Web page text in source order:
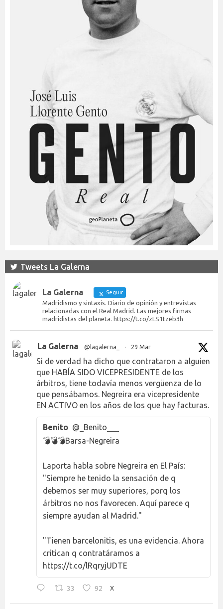
Tweets La Galerna
La Galerna Seguir
Madridismo y sintaxis. Diario de opinión y entrevistas
relacionadas con el Real Madrid. Las mejores firmas
madridistas del planeta. https://t.co/zLS1tzeb3h
La Galerna @lagalerna_ · 29 Mar
Si de verdad ha dicho que contrataron a alguien
que HABÍA SIDO VICEPRESIDENTE de los
árbitros, tiene todavía menos vergüenza de lo
que pensábamos. Negreira era vicepresidente
EN ACTIVO en los años de los que hay facturas.
Benito @_Benito___
💣💣💣Barsa-Negreira
Laporta habla sobre Negreira en El País:
"Siempre he tenido la sensación de q
debemos ser muy superiores, porq los
árbitros no nos favorecen. Aquí parece q
siempre ayudan al Madrid."
"Tienen barcelonitis, es una evidencia. Ahora
critican q contratáramos a
https://t.co/lRqryjUDTE
33 92 X